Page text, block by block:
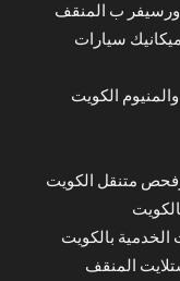
ب المنقف
سيارات
الكويت
متنقل الكويت
الخدمية بالكويت